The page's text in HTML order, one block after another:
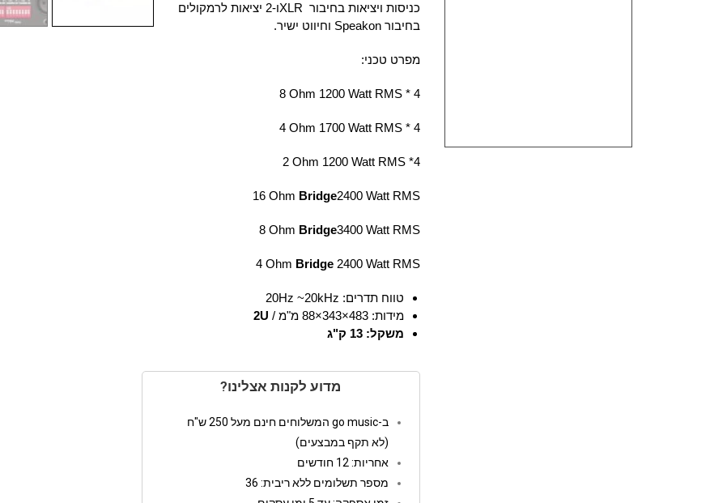
כניסות ויציאות בחיבור XLR
ו-2 יציאות לרמקולים
בחיבור Speakon וחיווט ישיר.
מפרט טכני:
8 Ohm 1200 Watt RMS * 4
4 Ohm 1700 Watt RMS * 4
2 Ohm 1200 Watt RMS *4
16 Ohm Bridge2400 Watt RMS
8 Ohm Bridge3400 Watt RMS
4 Ohm Bridge2400 Watt RMS
טווח תדרים: 20Hz ~20kHz
מידות: 483×343×88 מ"מ /
2U
משקל:13 ק"ג
מדוע לקנות אצלינו?
ב-go music המשלוחים חינם מעל 250 ש"ח
(לא תקף במבצעים)
אחריות: 12 חודשים
מספר תשלומים ללא ריבית: 36